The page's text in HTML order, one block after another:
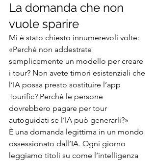
La domanda che non
vuole sparire
Mi è stato chiesto innumerevoli volte:
«Perché non addestrate
semplicemente un modello per creare
i tour? Non avete timori esistenziali che
l’IA possa presto sostituire l’app
Tourific? Perché le persone
dovrebbero pagare per tour
autoguidati se l’IA può generarli?»
È una domanda legittima in un mondo
ossessionato dall’IA. Ogni giorno
leggiamo titoli su come l’intelligenza